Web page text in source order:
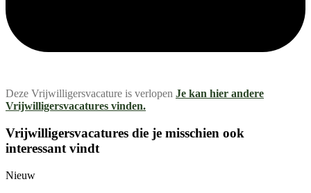
Deze Vrijwilligersvacature is verlopen Je kan hier andere
Vrijwilligersvacatures vinden.
Vrijwilligersvacatures die je misschien ook
interessant vindt
Nieuw